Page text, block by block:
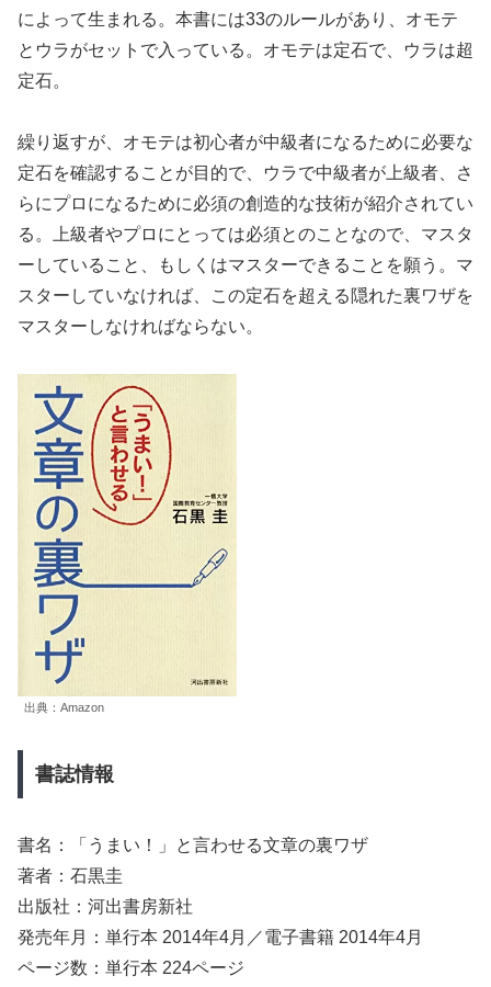
によって生まれる。本書には33のルールがあり、オモテ
とウラがセットで入っている。オモテは定石で、ウラは超
定石。
繰り返すが、オモテは初心者が中級者になるために必要な
定石を確認することが目的で、ウラで中級者が上級者、さ
らにプロになるために必須の創造的な技術が紹介されてい
る。上級者やプロにとっては必須とのことなので、マスタ
ーしていること、もしくはマスターできることを願う。マ
スターしていなければ、この定石を超える隠れた裏ワザを
マスターしなければならない。
出典：Amazon
書誌情報
書名：「うまい！」と言わせる文章の裏ワザ
著者：石黒圭
出版社：河出書房新社
発売年月：単行本 2014年4月／電子書籍 2014年4月
ページ数：単行本 224ページ